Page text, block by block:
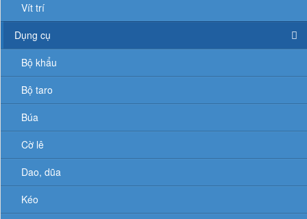
Vít trí
Dụng cụ
Bộ khẩu
Bộ taro
Búa
Cờ lê
Dao, dũa
Kéo